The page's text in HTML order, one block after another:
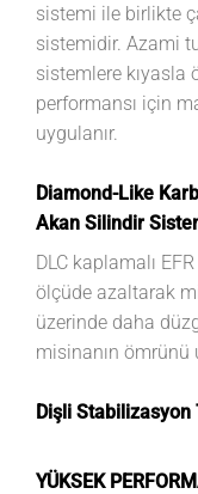
sistemi ile birlikte
sistemidir. Azami
sistemlere kıyasla
performansı için
uygulanır.
Diamond-Like
Akan Silindir
DLC kaplamalı
ölçüde azaltarak
üzerinde daha
misinanın ömrünü
Dişli Stabilizasyon
YÜKSEK